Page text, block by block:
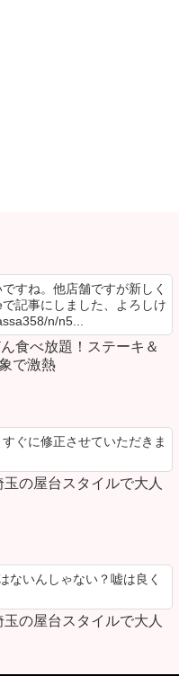
すね。他店舗ですが新しく
記事にしました、よろしけ
n/n5...
食べ放題！ステーキ＆
で激熱
ぐに修正させていただきま
の屋台スタイルで大人
ないんしゃない？嘘は良く
の屋台スタイルで大人